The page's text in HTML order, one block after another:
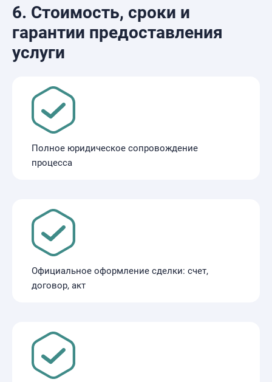
6. Стоимость, сроки и
гарантии предоставления
услуги
Полное юридическое сопровождение
процесса
Официальное оформление сделки: счет,
договор, акт